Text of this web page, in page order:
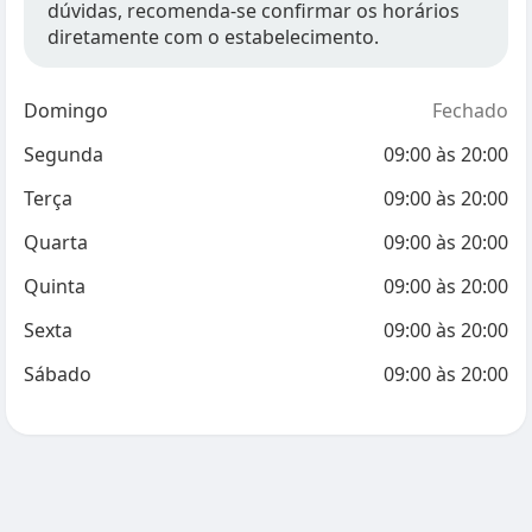
dúvidas, recomenda-se confirmar os horários
diretamente com o estabelecimento.
Domingo
Fechado
Segunda
09:00às 20:00
Terça
09:00às 20:00
Quarta
09:00às 20:00
Quinta
09:00às 20:00
Sexta
09:00às 20:00
Sábado
09:00às 20:00